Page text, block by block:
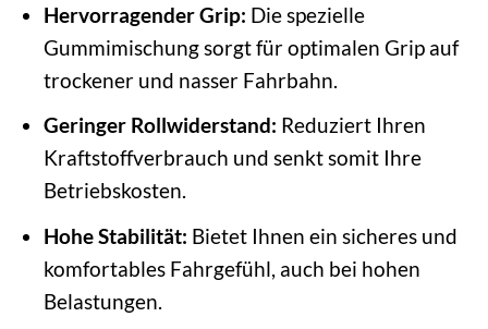
Hervorragender Grip: Die spezielle
Gummimischung sorgt für optimalen Grip auf
trockener und nasser Fahrbahn.
Geringer Rollwiderstand: Reduziert Ihren
Kraftstoffverbrauch und senkt somit Ihre
Betriebskosten.
Hohe Stabilität: Bietet Ihnen ein sicheres und
komfortables Fahrgefühl, auch bei hohen
Belastungen.